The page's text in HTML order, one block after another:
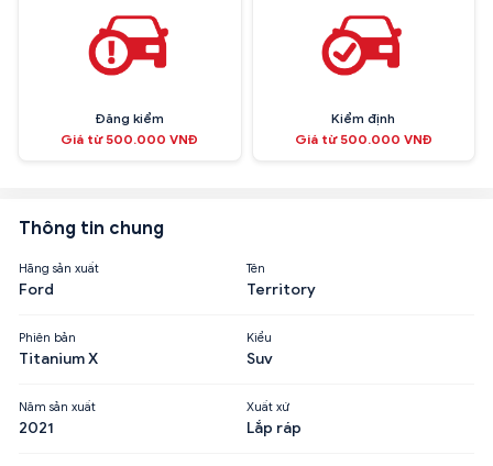
Đăng kiểm
Giá từ 500.000 VNĐ
Kiểm định
Giá từ 500.000 VNĐ
Thông tin chung
Hãng sản xuất
Ford
Tên
Territory
Phiên bản
Titanium X
Kiểu
Suv
Năm sản xuất
2021
Xuất xứ
Lắp ráp